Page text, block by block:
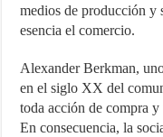
medios de producción y
esencia el comercio.
Alexander Berkman,
en el siglo XX del
toda acción de compra
En consecuencia, la